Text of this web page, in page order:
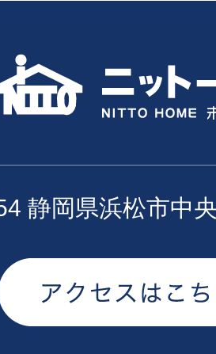
静岡県浜松市中